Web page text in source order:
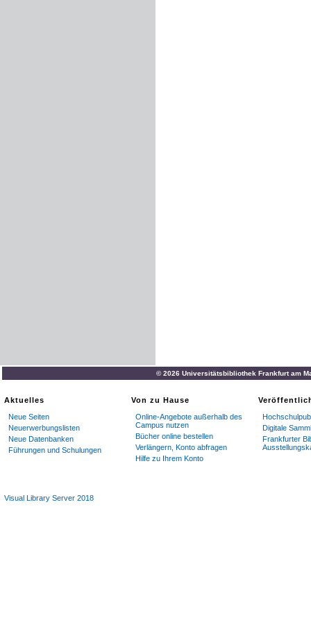
© 2026 Universitätsbibliothek Frankfurt am
Aktuelles
Neue Seiten
Neuerwerbungslisten
Neue Datenbanken
Führungen und Schulungen
Von zu Hause
Online-Angebote außerhalb des
Campus nutzen
Bücher online bestellen
Verlängern, Konto abfragen
Hilfe zu Ihrem Konto
Digitale
Frankfurter
Visual Library Server 2018